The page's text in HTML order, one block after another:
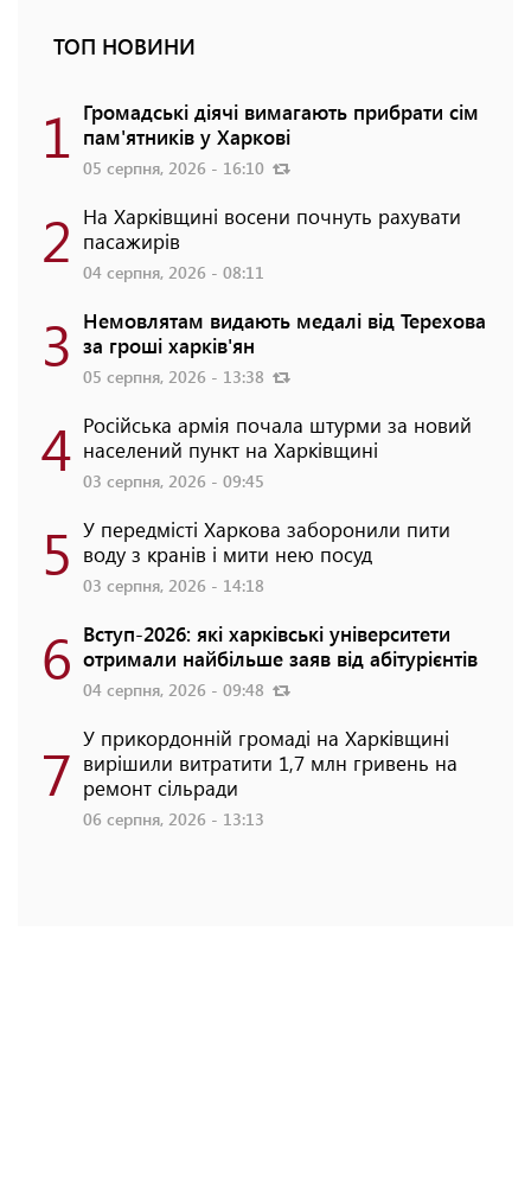
ТОП НОВИНИ
1 Громадські діячі вимагають прибрати сім
пам'ятників у Харкові
05 серпня, 2026 - 16:10
2 На Харківщині восени почнуть рахувати
пасажирів
04 серпня, 2026 - 08:11
3 Немовлятам видають медалі від Терехова
за гроші харків'ян
05 серпня, 2026 - 13:38
4 Російська армія почала штурми за новий
населений пункт на Харківщині
03 серпня, 2026 - 09:45
5 У передмісті Харкова заборонили пити
воду з кранів і мити нею посуд
03 серпня, 2026 - 14:18
6 Вступ-2026: які харківські університети
отримали найбільше заяв від абітурієнтів
04 серпня, 2026 - 09:48
7 У прикордонній громаді на Харківщині
вирішили витратити 1,7 млн гривень на
ремонт сільради
06 серпня, 2026 - 13:13